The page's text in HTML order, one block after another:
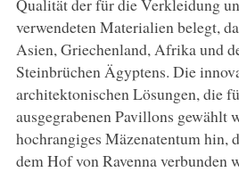
verwendeten Materialien belegt,
Asien, Griechenland, Afrika und
Steinbrüchen Ägyptens. Die
architektonischen Lösungen, die
ausgegrabenen Pavillons gewählt
hochrangiges Mäzenatentum hin,
dem Hof von Ravenna verbunden